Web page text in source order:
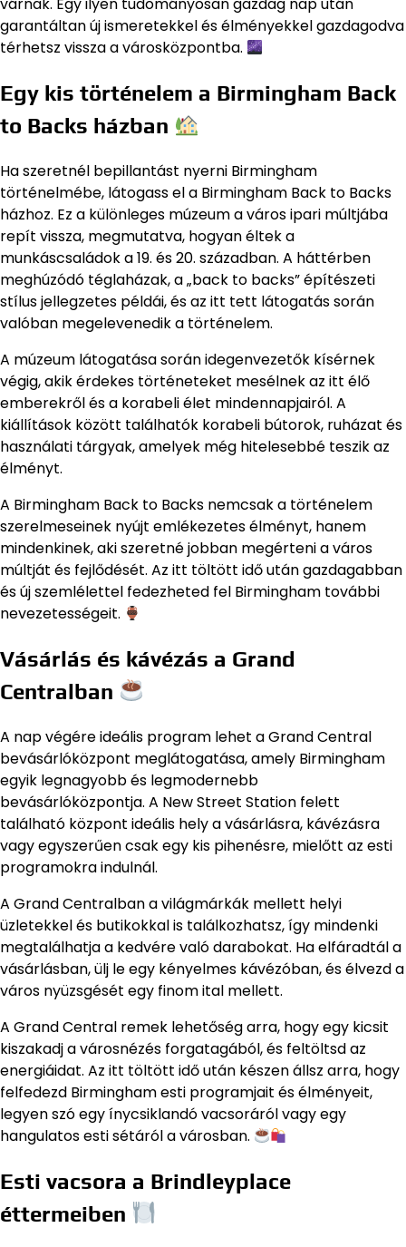
várnak. Egy ilyen tudományosan gazdag nap után
garantáltan új ismeretekkel és élményekkel gazdagodva
térhetsz vissza a városközpontba.
Egy kis történelem a Birmingham Back
to Backs házban
Ha szeretnél bepillantást nyerni Birmingham
történelmébe, látogass el a Birmingham Back to Backs
házhoz. Ez a különleges múzeum a város ipari múltjába
repít vissza, megmutatva, hogyan éltek a
munkáscsaládok a 19. és 20. században. A háttérben
meghúzódó téglaházak, a „back to backs” építészeti
stílus jellegzetes példái, és az itt tett látogatás során
valóban megelevenedik a történelem.
A múzeum látogatása során idegenvezetők kísérnek
végig, akik érdekes történeteket mesélnek az itt élő
emberekről és a korabeli élet mindennapjairól. A
kiállítások között találhatók korabeli bútorok, ruházat és
használati tárgyak, amelyek még hitelesebbé teszik az
élményt.
A Birmingham Back to Backs nemcsak a történelem
szerelmeseinek nyújt emlékezetes élményt, hanem
mindenkinek, aki szeretné jobban megérteni a város
múltját és fejlődését. Az itt töltött idő után gazdagabban
és új szemlélettel fedezheted fel Birmingham további
nevezetességeit.
Vásárlás és kávézás a Grand
Centralban
A nap végére ideális program lehet a Grand Central
bevásárlóközpont meglátogatása, amely Birmingham
egyik legnagyobb és legmodernebb
bevásárlóközpontja. A New Street Station felett
található központ ideális hely a vásárlásra, kávézásra
vagy egyszerűen csak egy kis pihenésre, mielőtt az esti
programokra indulnál.
A Grand Centralban a világmárkák mellett helyi
üzletekkel és butikokkal is találkozhatsz, így mindenki
megtalálhatja a kedvére való darabokat. Ha elfáradtál a
vásárlásban, ülj le egy kényelmes kávézóban, és élvezd a
város nyüzsgését egy finom ital mellett.
A Grand Central remek lehetőség arra, hogy egy kicsit
kiszakadj a városnézés forgatagából, és feltöltsd az
energiáidat. Az itt töltött idő után készen állsz arra, hogy
felfedezd Birmingham esti programjait és élményeit,
legyen szó egy ínycsiklandó vacsoráról vagy egy
hangulatos esti sétáról a városban.
Esti vacsora a Brindleyplace
éttermeiben